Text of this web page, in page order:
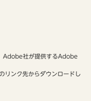
Adobe社が提供するAdobe
リンク先からダウンロードし